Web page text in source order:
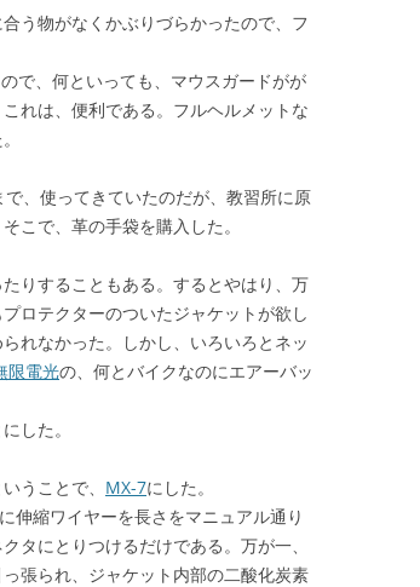
う物がなくかぶりづらかったので、フ
で、何といっても、マウスガードがが
れは、便利である。フルヘルメットな
、使ってきていたのだが、教習所に原
こで、革の手袋を購入した。
りすることもある。するとやはり、万
ロテクターのついたジャケットが欲し
れなかった。しかし、いろいろとネッ
限電光の、何とバイクなのにエアーバッ
した。
うことで、 MX-7にした。
伸縮ワイヤーを長さをマニュアル通り
タにとりつけるだけである。万が一、
張られ、ジャケット内部の二酸化炭素